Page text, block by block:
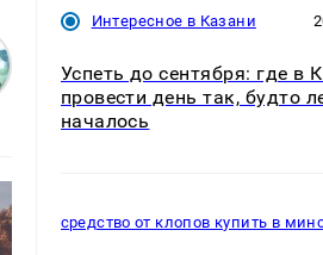
Интересное в Казани
Успеть до сентября: где в
провести день так, будто
началось
средство от клопов купить в